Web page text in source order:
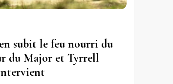
subit le feu nourri du
du Major et Tyrrell